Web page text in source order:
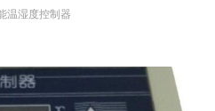
温湿度控制器